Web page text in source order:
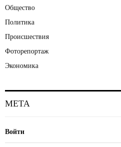
Общество
Политика
Происшествия
Фоторепортаж
Экономика
МЕТА
Войти